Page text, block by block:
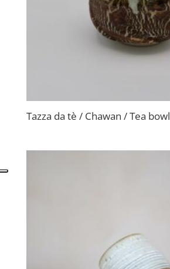
Tazza da tè / Chawan / Tea bowl